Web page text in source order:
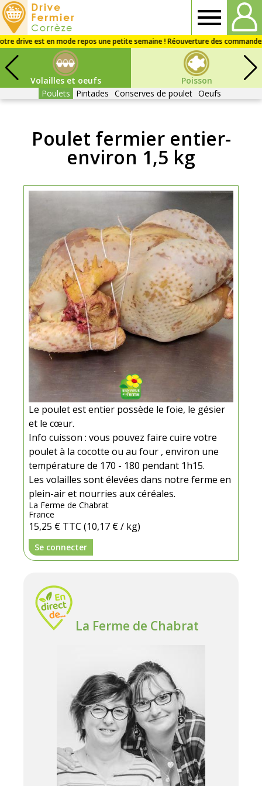
Corrèze
Volailles et oeufs
Poisson
Poulets
Pintades Conserves de poulet Oeufs
Poulet fermier entier-
environ 1,5 kg
Le poulet est entier possède le foie, le gésier
et le cœur.
Info cuisson : vous pouvez faire cuire votre
poulet à la cocotte ou au four , environ une
température de 170 - 180 pendant 1h15.
Les volailles sont élevées dans notre ferme en
plein-air et nourries aux céréales.
La Ferme de Chabrat
France
15,25 € TTC (10,17 € / kg)
Se connecter
La Ferme de Chabrat